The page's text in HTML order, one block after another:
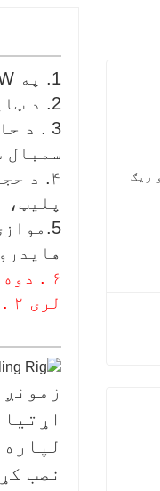
1. په 65KW یوچای بانډ توربوچارج شوی انجن په قوی ځواک سمبال؛
2. د ټایټل شوی ډیزاین د ترکیب وده، د دوه سلینډر پورته کول؛
3 . د
سمبال
۴. د
لری ۲ . د خټو پمپ سیستم د خټو پمپ سره
نصب